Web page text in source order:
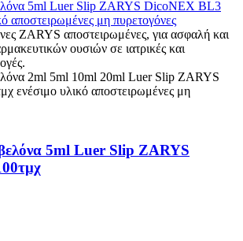
βελόνα 5ml Luer Slip ZARYS